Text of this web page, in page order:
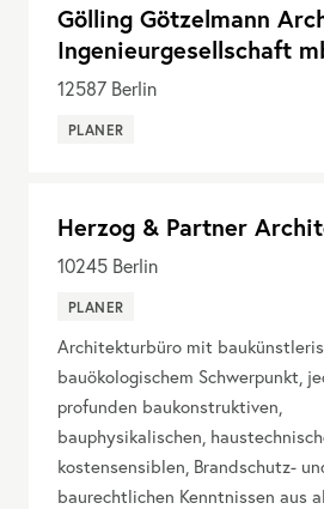
Gölling Götzelmann
Ingenieurgesellschaft
12587 Berlin
PLANER
Herzog & Partner
10245 Berlin
PLANER
Architekturbüro mit
bauökologischem Schwerpunkt,
profunden baukonstruktiven,
bauphysikalischen,
kostensensiblen, Brandschutz-
baurechtlichen Kenntnissen aus